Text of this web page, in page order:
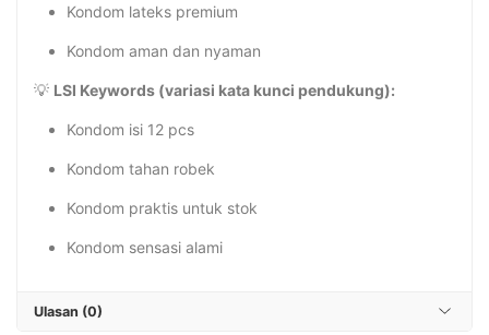
Kondom lateks premium
Kondom aman dan nyaman
💡 LSI Keywords (variasi kata kunci pendukung):
Kondom isi 12 pcs
Kondom tahan robek
Kondom praktis untuk stok
Kondom sensasi alami
Ulasan (0)